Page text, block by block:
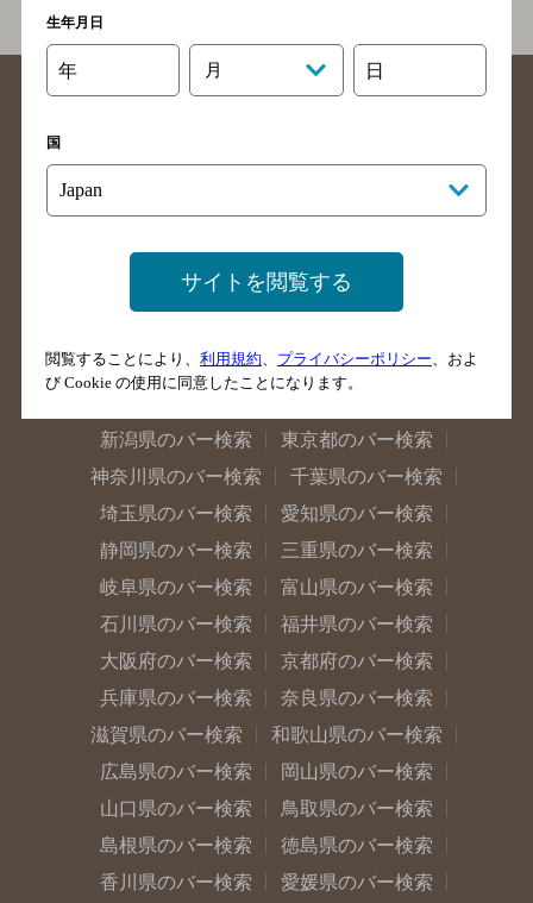
北海道のバー検索
青森県のバー検索
岩手県のバー検索
宮城県のバー検索
秋田県のバー検索
山形県のバー検索
栃木県のバー検索
群馬県のバー検索
新潟県のバー検索
東京都のバー検索
神奈川県のバー検索
千葉県のバー検索
埼玉県のバー検索
愛知県のバー検索
静岡県のバー検索
三重県のバー検索
岐阜県のバー検索
富山県のバー検索
石川県のバー検索
福井県のバー検索
大阪府のバー検索
京都府のバー検索
兵庫県のバー検索
奈良県のバー検索
滋賀県のバー検索
和歌山県のバー検索
広島県のバー検索
岡山県のバー検索
山口県のバー検索
鳥取県のバー検索
島根県のバー検索
徳島県のバー検索
香川県のバー検索
愛媛県のバー検索
生年月日
年 月 日
国
サイトを閲覧する
閲覧することにより、 利用規約、 プライバシーポリシー、およ
び Cookie の使用に同意したことになります。